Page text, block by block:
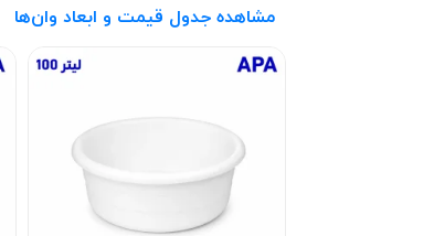
مشاهده جدول قیمت و ابعاد وان‌ها